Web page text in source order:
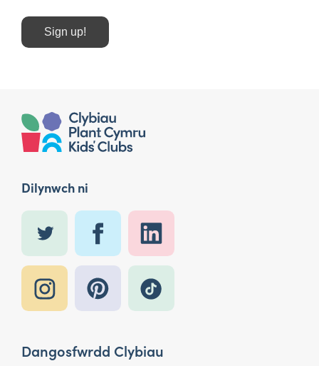
Sign up!
Dilynwch ni
Dangosfwrdd Clybiau